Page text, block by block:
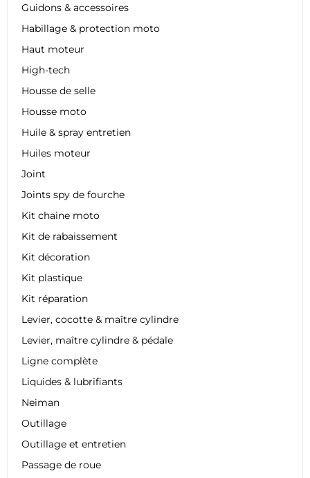
Guidons & accessoires
Habillage & protection moto
Haut moteur
High-tech
Housse de selle
Housse moto
Huile & spray entretien
Huiles moteur
Joint
Joints spy de fourche
Kit chaine moto
Kit de rabaissement
Kit décoration
Kit plastique
Kit réparation
Levier, cocotte & maître cylindre
Levier, maître cylindre & pédale
Ligne complète
Liquides & lubrifiants
Neiman
Outillage
Outillage et entretien
Passage de roue